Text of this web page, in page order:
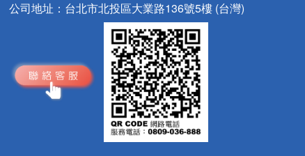
公司地址： 台北市北投區大業路136號5樓 (台灣)